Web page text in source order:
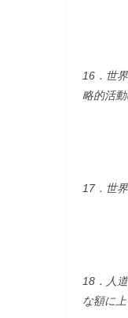
16．世
略的活動
17．世
18．人
な額に